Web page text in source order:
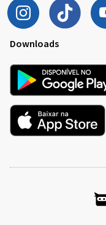
Downloads